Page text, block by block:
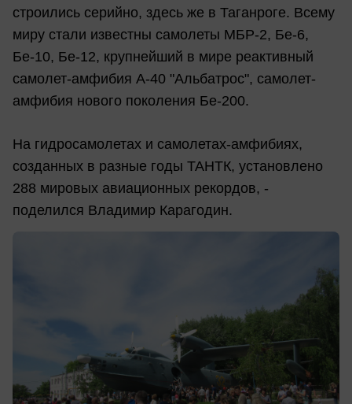
строились серийно, здесь же в Таганроге. Всему
миру стали известны самолеты МБР-2, Бе-6,
Бе-10, Бе-12, крупнейший в мире реактивный
самолет-амфибия А-40 "Альбатрос", самолет-
амфибия нового поколения Бе-200.
На гидросамолетах и самолетах-амфибиях,
созданных в разные годы ТАНТК, установлено
288 мировых авиационных рекордов, -
поделился Владимир Карагодин.